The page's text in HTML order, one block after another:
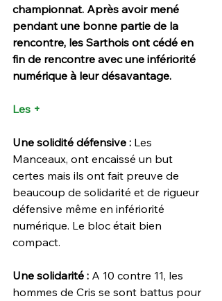
championnat. Après avoir mené
pendant une bonne partie de la
rencontre, les Sarthois ont cédé en
fin de rencontre avec une infériorité
numérique à leur désavantage.
Les +
Une solidité défensive : Les
Manceaux, ont encaissé un but
certes mais ils ont fait preuve de
beaucoup de solidarité et de rigueur
défensive même en infériorité
numérique. Le bloc était bien
compact.
Une solidarité : A 10 contre 11, les
hommes de Cris se sont battus pour